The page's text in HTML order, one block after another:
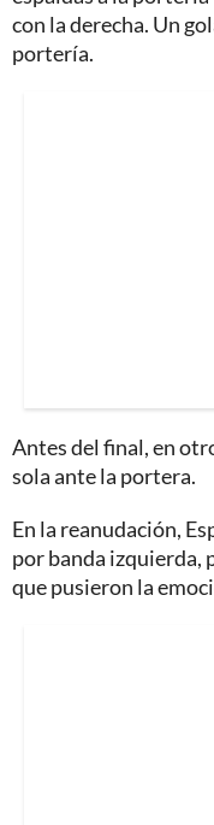
con la derecha. Un
portería.
Antes del final, en
sola ante la portera.
En la reanudación,
por banda izquierda,
que pusieron la